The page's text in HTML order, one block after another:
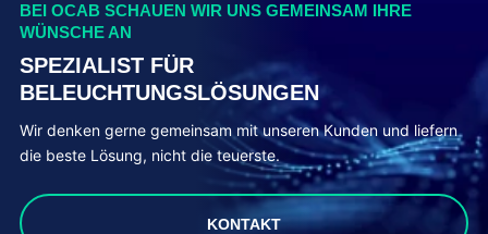
BEI OCAB SCHAUEN WIR UNS GEMEINSAM IHRE
WÜNSCHE AN
SPEZIALIST FÜR
BELEUCHTUNGSLÖSUNGEN
Wir denken gerne gemeinsam mit unseren Kunden und liefern
die beste Lösung, nicht die teuerste.
KONTAKT